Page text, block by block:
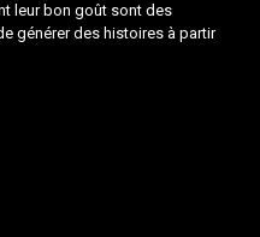
leur bon goût sont des
générer des histoires à partir